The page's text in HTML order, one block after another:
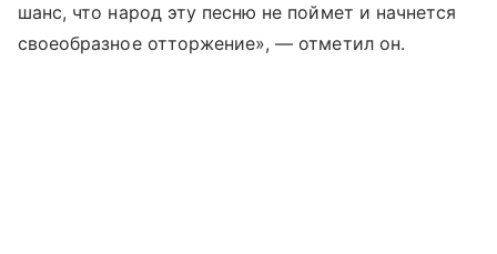
шанс, что народ эту песню не поймет и начнется
своеобразное отторжение»,— отметил он.